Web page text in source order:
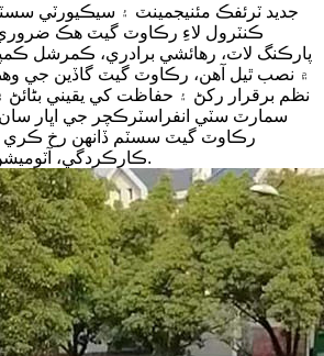
جديد ٽرئفڪ مئنيجمينٽ ۽ سيڪيورٽي
ڪنٽرول لاءِ رڪاوٽ گيٽ هڪ ضروري
پارڪنگ لاٽ، رهائشي برادري، ڪمرشل
۾ نصب ٿيل آهن، رڪاوٽ گيٽ گاڏين جي
نظم برقرار رکڻ ۽ حفاظت کي يقيني بڻائڻ
سمارٽ سٽي انفراسٽرڪچر جي اڀار
رڪاوٽ گيٽ سسٽم ڏانهن رخ ڪري
ڪارڪردگي، آٽوميشن، ۽ اعتبار پيش ڪن ٿا.